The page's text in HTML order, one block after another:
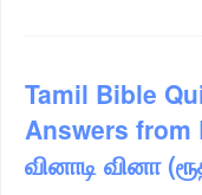
Tamil Bible
Answers from
வினாடி வினா